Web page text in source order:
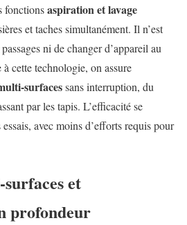
fonctionsaspiration et lavage
et taches simultanément. Il n’est
ni de changer d’appareil au
cette technologie, on assure
surfacessans interruption, du
par les tapis. L’efficacité se
avec moins d’efforts requis pour
et
profondeur